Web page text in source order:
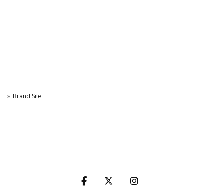
Brand Site